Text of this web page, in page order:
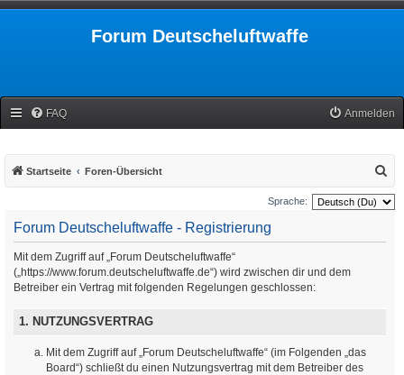
Forum Deutscheluftwaffe
FAQ Anmelden
Startseite Foren-Übersicht
u
c
Sprache:
Forum Deutscheluftwaffe - Registrierung
Mit dem Zugriff auf „Forum Deutscheluftwaffe“
(„https://www.forum.deutscheluftwaffe.de“) wird zwischen dir und dem
Betreiber ein Vertrag mit folgenden Regelungen geschlossen:
1. NUTZUNGSVERTRAG
Mit dem Zugriff auf „Forum Deutscheluftwaffe“ (im Folgenden „das
Board“) schließt du einen Nutzungsvertrag mit dem Betreiber des